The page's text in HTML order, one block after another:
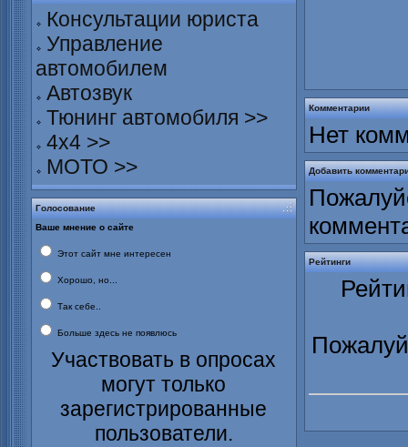
Консультации юриста
Управление
автомобилем
Автозвук
Тюнинг автомобиля >>
4х4 >>
МОТО >>
Голосование
Ваше мнение о сайте
Этот сайт мне интересен
Хорошо, но...
Так себе..
Больше здесь не появлюсь
Участвовать в опросах
могут только
зарегистрированные
пользователи.
Комментарии
Нет
Добавить
Рейтинги